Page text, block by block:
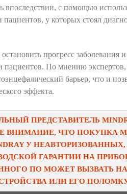
впоследствии, с помощью
пациентов, у которых стоял
прогресс заболевания
пациентов. По мнению
барьер, что и
эффекта.
ПРЕДСТАВИТЕЛЬ
ВНИМАНИЕ, ЧТО ПОКУПКА
У
ГАРАНТИИ НА
ПО МОЖЕТ ВЫЗВАТЬ
ИЛИ ЕГО